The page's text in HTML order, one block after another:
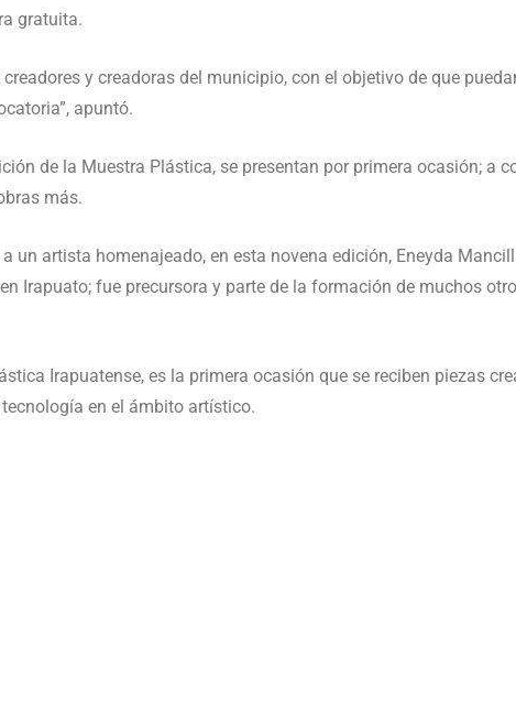
gratuita.
y creadoras del municipio, con el objetivo de que
apuntó.
de la Muestra Plástica, se presentan por primera ocasión; a
más.
un artista homenajeado, en esta novena edición, Eneyda
Irapuato; fue precursora y parte de la formación de muchos
Irapuatense, es la primera ocasión que se reciben piezas
en el ámbito artístico.